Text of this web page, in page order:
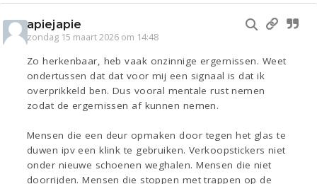
apiejapie
zondag 15 maart 2026 om 14:48
Zo herkenbaar, heb vaak onzinnige ergernissen. Weet
ondertussen dat dat voor mij een signaal is dat ik
overprikkeld ben. Dus vooral mentale rust nemen
zodat de ergernissen af kunnen nemen.
Mensen die een deur opmaken door tegen het glas te
duwen ipv een klink te gebruiken. Verkoopstickers niet
onder nieuwe schoenen weghalen. Mensen die niet
doorrijden. Mensen die stoppen met trappen op de